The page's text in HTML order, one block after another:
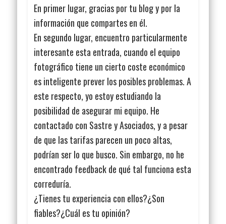
En primer lugar, gracias por tu blog y por la
información que compartes en él.
En segundo lugar, encuentro particularmente
interesante esta entrada, cuando el equipo
fotográfico tiene un cierto coste económico
es inteligente prever los posibles problemas. A
este respecto, yo estoy estudiando la
posibilidad de asegurar mi equipo. He
contactado con Sastre y Asociados, y a pesar
de que las tarifas parecen un poco altas,
podrían ser lo que busco. Sin embargo, no he
encontrado feedback de qué tal funciona esta
correduría.
¿Tienes tu experiencia con ellos?¿Son
fiables?¿Cuál es tu opinión?